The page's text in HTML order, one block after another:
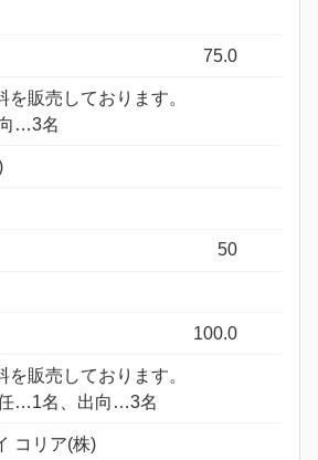
75.0
を販売しております。
…3名
50
100.0
を販売しております。
…1名、出向…3名
コリア(株)